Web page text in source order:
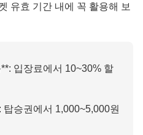
유효 기간 내에 꼭 활용해 보
입장료에서 10~30% 할
승권에서 1,000~5,000원